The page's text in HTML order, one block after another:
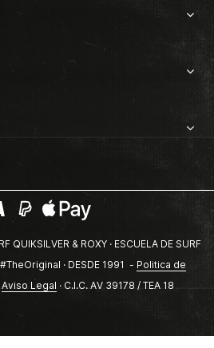
QUIKSILVER & ROXY · ESCUELA DE SURF
· DESDE 1991 - Politica de
Aviso Legal · C.I.C. AV 39178 / TEA 18